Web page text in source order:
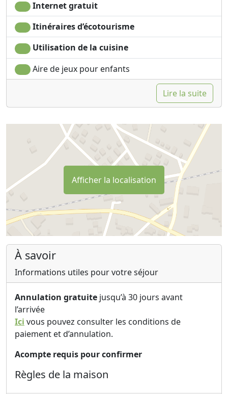
Internet gratuit
Itinéraires d’écotourisme
Utilisation de la cuisine
Aire de jeux pour enfants
Lire la suite
Afficher la localisation
À savoir
Informations utiles pour votre séjour
Annulation gratuite jusqu’à 30 jours avant
l’arrivée
Ici vous pouvez consulter les conditions de
paiement et d’annulation.
Acompte requis pour confirmer
Règles de la maison